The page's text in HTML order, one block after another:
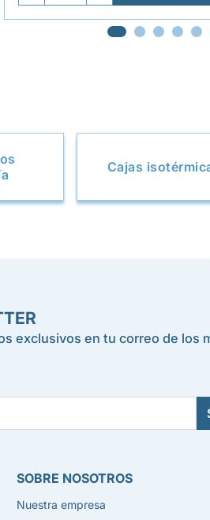
Cajas
exclusivos en tu correo de los
SOBRE NOSOTROS
Nuestra empresa